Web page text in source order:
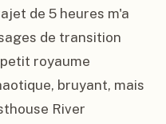
de 5 heures m'a
de transition
royaume
bruyant, mais
River